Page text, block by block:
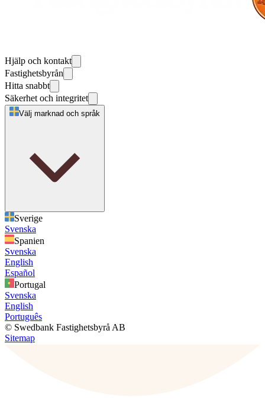
Hjälp och kontakt
Fastighetsbyrån
Hitta snabbt
Säkerhet och integritet
Välj marknad och språk
Sverige
Svenska
Spanien
Svenska
English
Español
Portugal
Svenska
English
Português
© Swedbank Fastighetsbyrå AB
Sitemap